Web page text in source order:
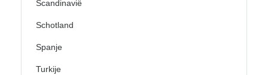
Scandinavië
Schotland
Spanje
Turkije